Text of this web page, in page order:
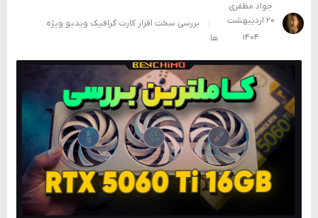
جواد مظفری
۲۰ اردیبهشت
۱۴۰۴
بررسی سخت افزار کارت گرافیک ویدیو ویژه
ها